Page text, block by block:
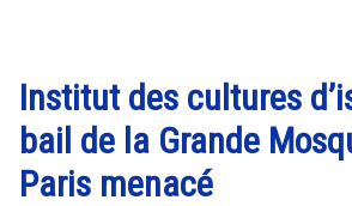
Institut des cultures
bail de la Grande
Paris menacé